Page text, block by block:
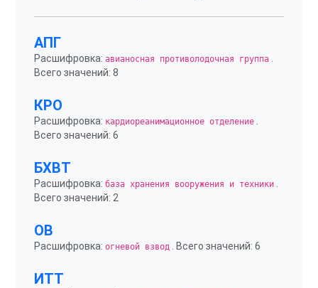
АПГ
Расшифровка: авианосная противолодочная группа
Всего значений: 8
КРО
Расшифровка: кардиореанимационное отделение
Всего значений: 6
БХВТ
Расшифровка: база хранения вооружения и техники
Всего значений: 2
ОВ
Расшифровка: огневой взвод . Всего значений: 6
ИТТ